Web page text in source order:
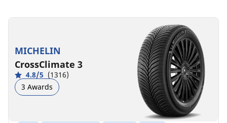
MICHELIN
CrossClimate 3
4.8/5 (1316)
3 Awards